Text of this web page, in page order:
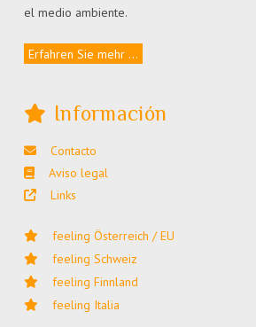
el medio ambiente.
Erfahren Sie mehr ...
Información
Contacto
Aviso legal
Links
feeling Österreich / EU
feeling Schweiz
feeling Finnland
feeling Italia